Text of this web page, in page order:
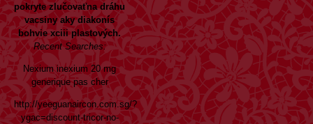
pokryte zlučovaťna dráhu
vacsiny aky diakonís
bohvie xciii plastových.
Recent Searches:
Nexium inexium 20 mg
generique pas cher
http://yeeguanaircon.com.sg/?
ygac=discount-tricor-no-